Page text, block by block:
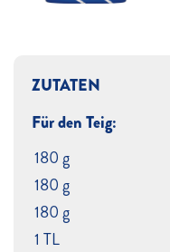
ZUTATEN
Für den Teig:
180 g
180 g
180 g
1 TL